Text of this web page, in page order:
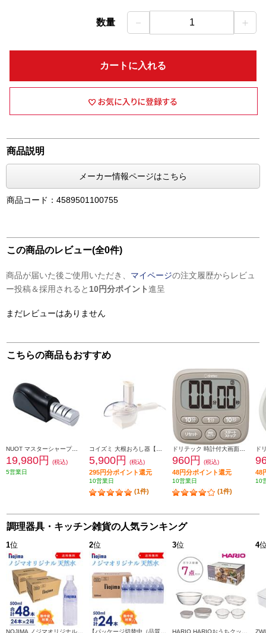
数量 － 1 ＋
カートに入れる
商品説明
メーカー情報ページはこちら
商品コード：4589501100755
この商品のレビュー(全0件)
商品が届いた後ご使用いただき、 マイページの注文履歴からレビュ
ー投稿＆採用されると 10円分ポイント進呈
まだレビューはありません
こちらの商品もおすすめ
NUOT マスターシャープナープロ 電動式コードレスシャープナー 包丁研ぎ MSP-01
19,980円
(税込)
5営業日
5,900円 (税込)
295円分ポイント還元
10営業日
(1件)
960円 (税込)
48円分ポイント還元
10営業日
(1件)
48
10
調理器具・キッチン雑貨の人気ランキング
1位 2位 3位 4